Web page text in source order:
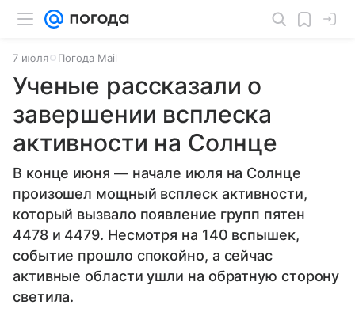
7 июля Погода Mail
Ученые рассказали о
завершении всплеска
активности на Солнце
В конце июня — начале июля на Солнце
произошел мощный всплеск активности,
который вызвало появление групп пятен
4478 и 4479. Несмотря на 140 вспышек,
событие прошло спокойно, а сейчас
активные области ушли на обратную сторону
светила.